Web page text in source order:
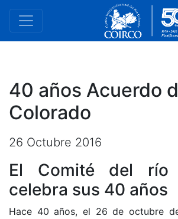
40 años Acuerdo
Colorado
26 Octubre 2016
El Comité del río
celebra sus 40 años
Hace 40 años, el 26 de octubre